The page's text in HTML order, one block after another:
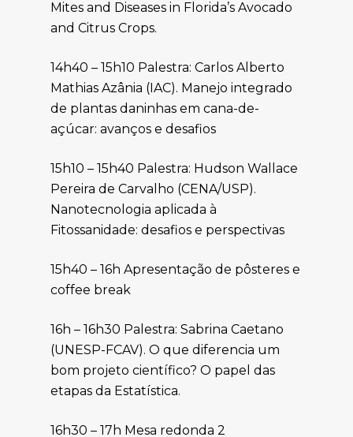
Mites and Diseases in Florida’s Avocado
and Citrus Crops.
14h40 – 15h10 Palestra: Carlos Alberto
Mathias Azânia (IAC). Manejo integrado
de plantas daninhas em cana-de-
açúcar: avanços e desafios
15h10 – 15h40 Palestra: Hudson Wallace
Pereira de Carvalho (CENA/USP).
Nanotecnologia aplicada à
Fitossanidade: desafios e perspectivas
15h40 – 16h Apresentação de pôsteres e
coffee break
16h – 16h30 Palestra: Sabrina Caetano
(UNESP-FCAV). O que diferencia um
bom projeto científico? O papel das
etapas da Estatística.
16h30 – 17h Mesa redonda 2